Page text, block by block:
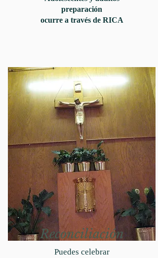
preparación
ocurre a través de RICA
Reconciliación
Puedes celebrar